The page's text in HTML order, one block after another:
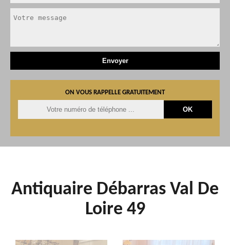
ON VOUS RAPPELLE GRATUITEMENT
Antiquaire Débarras Val De
Loire 49